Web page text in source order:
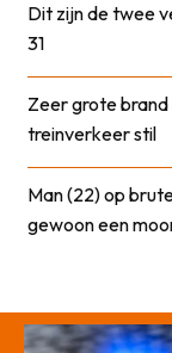
Dit zijn de twee
31
Zeer grote brand
treinverkeer stil
Man (22) op
gewoon een